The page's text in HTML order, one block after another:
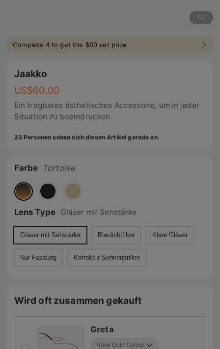
1 /3
Complete 4 to get the $60 set price
Jaakko
US$60.00
Ein tragbares ästhetisches Accessoire, um in jeder
Situation zu beeindrucken
23 Personen sehen sich diesen Artikel gerade an.
Farbe Tortoise
Lens Type Gläser mit Sehstärke
Gläser mit Sehstärke Blaulichtfilter Klare Gläser
Nur Fassung Korrektur-Sonnenbrillen
Wird oft zusammen gekauft
Greta